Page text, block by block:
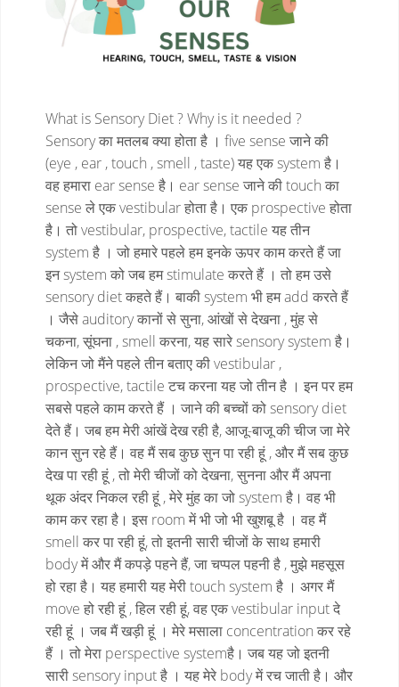
What is Sensory Diet ? Why is it needed ?
Sensory का मतलब क्या होता है । five sense जाने की
(eye , ear , touch , smell , taste) यह एक system है।
वह हमारा ear sense है। ear sense जाने की touch का
sense ले एक vestibular होता है। एक prospective होता
है। तो vestibular, prospective, tactile यह तीन
system है । जो हमारे पहले हम इनके ऊपर काम करते हैं जा
इन system को जब हम stimulate करते हैं । तो हम उसे
sensory diet कहते हैं। बाकी system भी हम add करते हैं
। जैसे auditory कानों से सुना, आंखों से देखना , मुंह से
चकना, सूंघना , smell करना, यह सारे sensory system है।
लेकिन जो मैंने पहले तीन बताए की vestibular ,
prospective, tactile टच करना यह जो तीन है । इन पर हम
सबसे पहले काम करते हैं । जाने की बच्चों को sensory diet
देते हैं। जब हम मेरी आंखें देख रही है, आजू-बाजू की चीज जा मेरे
कान सुन रहे हैं। वह मैं सब कुछ सुन पा रही हूं , और मैं सब कुछ
देख पा रही हूं , तो मेरी चीजों को देखना, सुनना और मैं अपना
थूक अंदर निकल रही हूं , मेरे मुंह का जो system है। वह भी
काम कर रहा है। इस room में भी जो भी खुशबू है । वह मैं
smell कर पा रही हूं, तो इतनी सारी चीजों के साथ हमारी
body में और मैं कपड़े पहने हैं, जा चप्पल पहनी है , मुझे महसूस
हो रहा है। यह हमारी यह मेरी touch system है । अगर मैं
move हो रही हूं , हिल रही हूं, वह एक vestibular input दे
रही हूं । जब मैं खड़ी हूं । मेरे मसाला concentration कर रहे
हैं । तो मेरा perspective systemहै। जब यह जो इतनी
सारी sensory input है । यह मेरे body में रच जाती है। और